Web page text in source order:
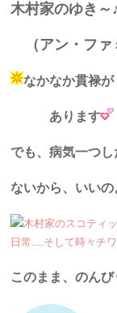
木村家のゆき～
（アン・ファ
なかなか貫禄が
あります
でも、病気一つ
ないから、いいの
このまま、のん